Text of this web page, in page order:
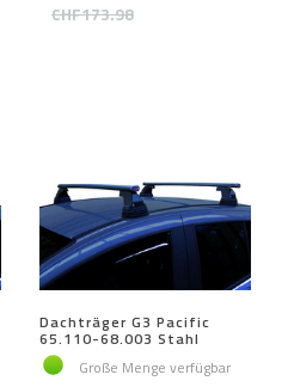
CHF173.98
Dachträger G3 Pacific
65.110-68.003 Stahl
Große Menge verfügbar